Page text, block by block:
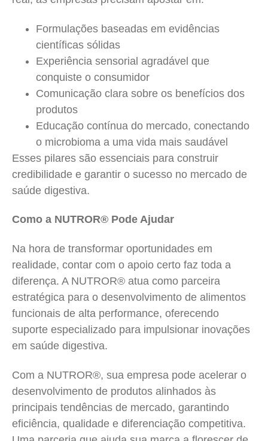
Formulações baseadas em evidências
científicas sólidas
Experiência sensorial agradável que
conquiste o consumidor
Comunicação clara sobre os benefícios dos
produtos
Educação contínua do mercado, conectando
o microbioma a uma vida mais saudável
Esses pilares são essenciais para construir
credibilidade e garantir o sucesso no mercado de
saúde digestiva.
Como a NUTROR® Pode Ajudar
Na hora de transformar oportunidades em
realidade, contar com o apoio certo faz toda a
diferença. A NUTROR® atua como parceira
estratégica para o desenvolvimento de alimentos
funcionais de alta performance, oferecendo
suporte especializado para impulsionar inovações
em saúde digestiva.
Com a NUTROR®, sua empresa pode acelerar o
desenvolvimento de produtos alinhados às
principais tendências de mercado, garantindo
eficiência, qualidade e diferenciação competitiva.